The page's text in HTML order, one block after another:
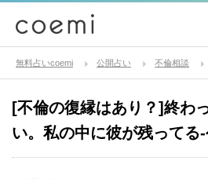
無料占いcoemi 公開占い 不倫相談
[不倫の復縁はあり？]終わ
い。私の中に彼が残ってる